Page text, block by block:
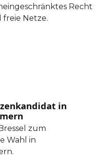
Recht
Netze.
in
zum
Wahl in